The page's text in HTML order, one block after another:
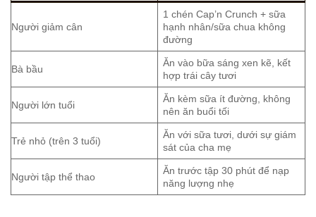
Người giảm cân
1 chén Cap’n Crunch + sữa
hạnh nhân/sữa chua không
đường
Bà bầu
Ăn vào bữa sáng xen kẽ, kết
hợp trái cây tươi
Người lớn tuổi
Ăn kèm sữa ít đường, không
nên ăn buổi tối
Trẻ nhỏ (trên 3 tuổi)
Ăn với sữa tươi, dưới sự giám
sát của cha mẹ
Người tập thể thao
Ăn trước tập 30 phút để nạp
năng lượng nhẹ